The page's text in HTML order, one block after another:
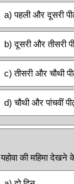
a) पहली और दूसरी
b) दूसरी और तीसरी
c) तीसरी और चौथी
d) चौथी और पांचवीं
यहोवा की महिमा देखने